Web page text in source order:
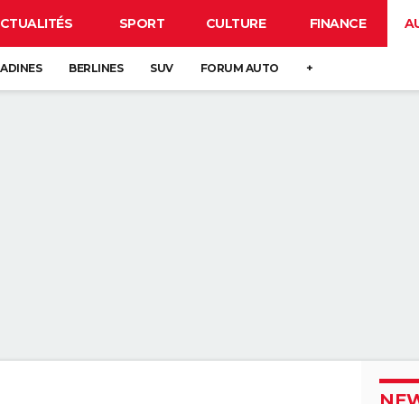
SPORT CULTURE FINANCE
BERLINES SUV FORUM AUTO +